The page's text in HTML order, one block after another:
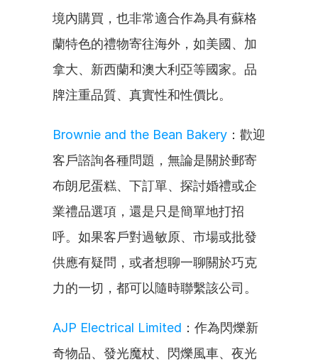
境內購買，也非常適合作為具有蘇格
蘭特色的禮物寄往海外，如美國、加
拿大、新西蘭和澳大利亞等國家。品
牌注重品質、真實性和性價比。
Brownie and the Bean Bakery ：歡迎
客戶諮詢各種問題，無論是關於郵寄
布朗尼蛋糕、下訂單、探討婚禮或企
業禮品選項，還是只是簡單地打招
呼。如果客戶對過敏原、市場或批發
供應有疑問，或者想聊一聊關於巧克
力的一切，都可以隨時聯繫該公司。
AJP Electrical Limited ：作為閃爍新
奇物品、發光魔杖、閃爍風車、夜光